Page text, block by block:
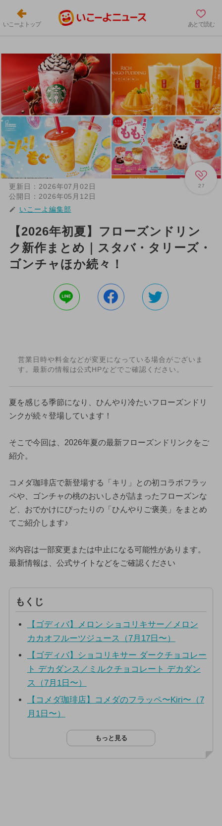
いこーよトップ あとで読む
27
更新日： 2026年07月02日
公開日： 2026年05月12日
いこーよ編集部
【2026年初夏】フローズンドリン
ク新作まとめ｜スタバ・タリーズ・
ゴンチャほか続々！
営業日時や料金などが変更になっている場合がございま
す。最新の情報は公式HPなどでご確認ください。
夏を感じる季節になり、ひんやり冷たいフローズンドリ
ンクが続々登場しています！
そこで今回は、2026年夏の最新フローズンドリンクをご
紹介。
コメダ珈琲店で新登場する「キリ」との初コラボフラッ
ペや、ゴンチャの桃のおいしさが詰まったフローズンな
ど、おでかけにぴったりの「ひんやりご褒美」をまとめ
てご紹介します♪
※内容は一部変更または中止になる可能性があります。
最新情報は、公式サイトなどをご確認ください
もくじ
【ゴディバ】メロン ショコリキサー／メロン
カカオフルーツジュース（7月17日〜）
【ゴディバ】ショコリキサー ダークチョコレー
ト デカダンス／ミルクチョコレート デカダン
ス（7月1日〜）
【コメダ珈琲店】コメダのフラッペ〜Kiri〜（7
月1日〜）
もっと見る